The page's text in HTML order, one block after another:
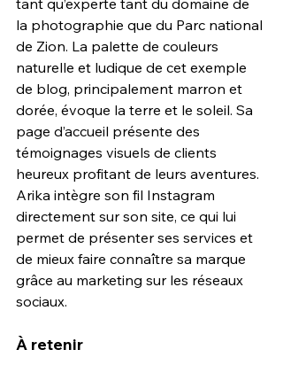
tant qu’experte tant du domaine de
la photographie que du Parc national
de Zion. La palette de couleurs
naturelle et ludique de cet exemple
de blog, principalement marron et
dorée, évoque la terre et le soleil. Sa
page d’accueil présente des
témoignages visuels de clients
heureux profitant de leurs aventures.
Arika intègre son fil Instagram
directement sur son site, ce qui lui
permet de présenter ses services et
de mieux faire connaître sa marque
grâce au marketing sur les réseaux
sociaux.
À retenir